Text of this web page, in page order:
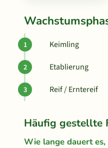
Keimling
Etablierung
Reif / Erntereif
Häufig gestellte
Wie lange dauert es,